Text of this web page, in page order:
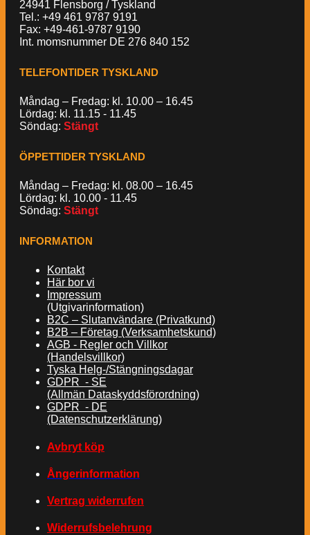
24941 Flensborg / Tyskland
Tel.: +49 461 9787 9191
Fax: +49-461-9787 9190
Int. momsnummer DE 276 840 152
TELEFONTIDER TYSKLAND
Måndag – Fredag: kl. 10.00 – 16.45
Lördag: kl. 11.15 - 11.45
Söndag: Stängt
ÖPPETTIDER TYSKLAND
Måndag – Fredag: kl. 08.00 – 16.45
Lördag: kl. 10.00 - 11.45
Söndag: Stängt
INFORMATION
Kontakt
Här bor vi
Impressum
(Utgivarinformation)
B2C – Slutanvändare (Privatkund)
B2B – Företag (Verksamhetskund)
AGB - Regler och Villkor
(Handelsvillkor)
Tyska Helg-/Stängningsdagar
GDPR - SE
(Allmän Dataskyddsförordning)
GDPR - DE
(Datenschutzerklärung)
Avbryt köp
Ångerinformation
Vertrag widerrufen
Widerrufsbelehrung